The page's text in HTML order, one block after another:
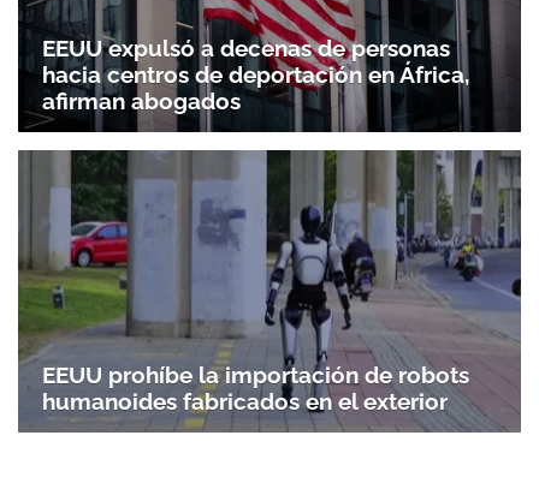
EEUU expulsó a decenas de personas
hacia centros de deportación en África,
afirman abogados
EEUU prohíbe la importación de robots
humanoides fabricados en el exterior